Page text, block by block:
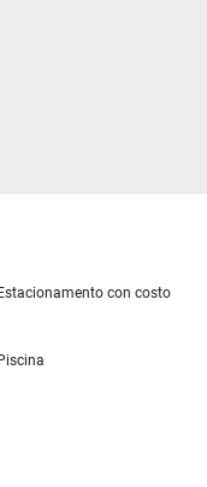
con costo